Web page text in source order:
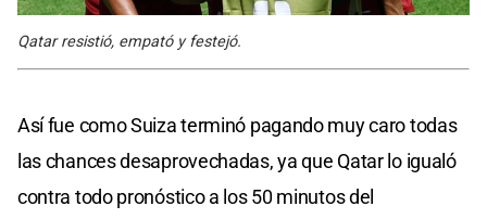
Qatar resistió, empató y festejó.
Así fue como Suiza terminó pagando muy caro todas
las chances desaprovechadas, ya que Qatar lo igualó
contra todo pronóstico a los 50 minutos del